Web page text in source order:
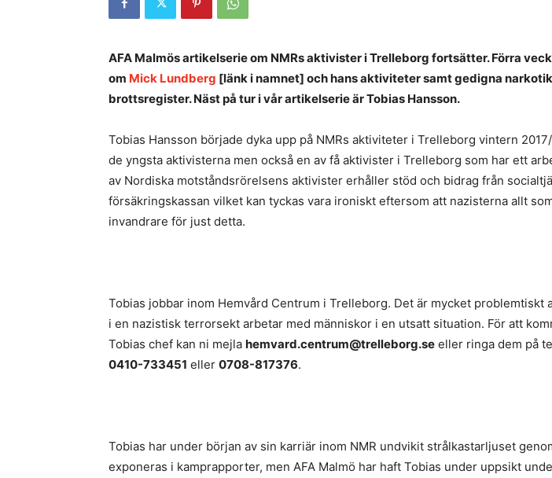
AFA Malmös artikelserie om NMRs aktivister i Trelleborg fortsätter. Förra
om Mick Lundberg [länk i namnet] och hans aktiviteter samt gedigna
brottsregister.Näst på tur i vår artikelserie är Tobias Hansson.
Tobias Hansson började dyka upp på NMRs aktiviteter i Trelleborg vintern
de yngsta aktivisterna men också en av få aktivister i Trelleborg som har ett
av Nordiska motståndsrörelsens aktivister erhåller stöd och bidrag från
försäkringskassan vilket kan tyckas vara ironiskt eftersom att nazisterna allt
invandrare för just detta.
Tobias jobbar inom Hemvård Centrum i Trelleborg. Det är mycket problemtiskt
i en nazistisk terrorsekt arbetar med människor i en utsatt situation. För att
Tobias chef kan ni mejla hemvard.centrum@trelleborg.se eller ringa dem på
0410-733451 eller 0708-817376.
Tobias har under början av sin karriär inom NMR undvikit strålkastarljuset
exponeras i kamprapporter, men AFA Malmö har haft Tobias under uppsikt